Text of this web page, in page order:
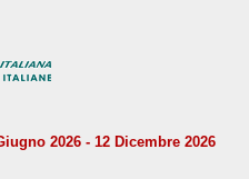
2026 - 12 Dicembre 2026